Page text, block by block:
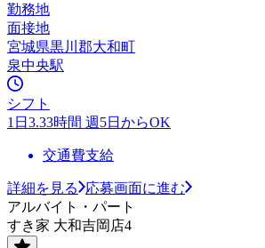
勤務地
面接地
宮城県黒川郡大和町
泉中央駅
シフト
1日3.33時間 週5日からOK
交通費支給
詳細を見る
応募画面に進む
アルバイト・パート
すき家 大和吉岡店4